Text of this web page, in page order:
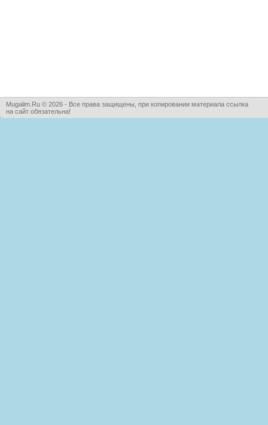
Mugalim.Ru © 2026 - Все права защищены, при копировании материала ссылка
на сайт обязательна!